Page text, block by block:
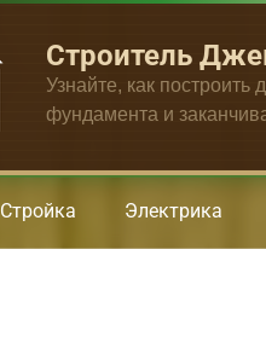
Строитель
Узнайте, как
фундамента и
Стройка Электрика